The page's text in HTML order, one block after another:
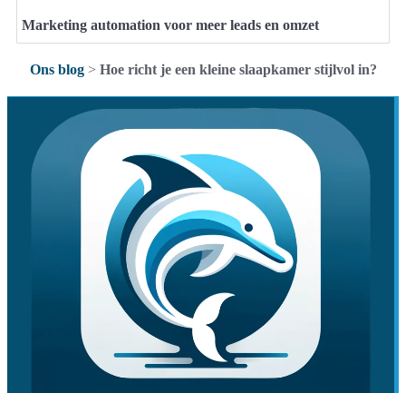
Marketing automation voor meer leads en omzet
Ons blog> Hoe richt je een kleine slaapkamer stijlvol in?